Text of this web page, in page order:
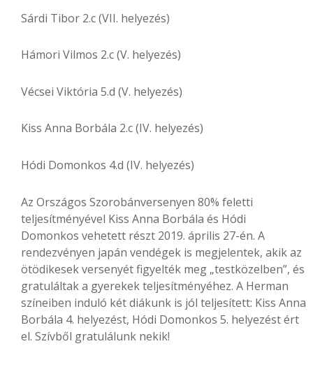
Sárdi Tibor 2.c (VII. helyezés)
Hámori Vilmos 2.c (V. helyezés)
Vécsei Viktória 5.d (V. helyezés)
Kiss Anna Borbála 2.c (IV. helyezés)
Hódi Domonkos 4.d (IV. helyezés)
Az Országos Szorobánversenyen 80% feletti
teljesítményével Kiss Anna Borbála és Hódi
Domonkos vehetett részt 2019. április 27-én. A
rendezvényen japán vendégek is megjelentek, akik az
ötödikesek versenyét figyelték meg „testközelben”, és
gratuláltak a gyerekek teljesítményéhez. A Herman
színeiben induló két diákunk is jól teljesített: Kiss Anna
Borbála 4. helyezést, Hódi Domonkos 5. helyezést ért
el. Szívből gratulálunk nekik!